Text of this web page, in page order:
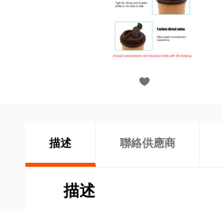
描述 聯絡供應商
描述